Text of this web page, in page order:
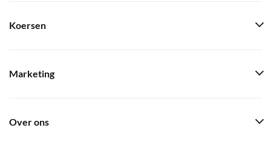
Koersen
Marketing
Over ons